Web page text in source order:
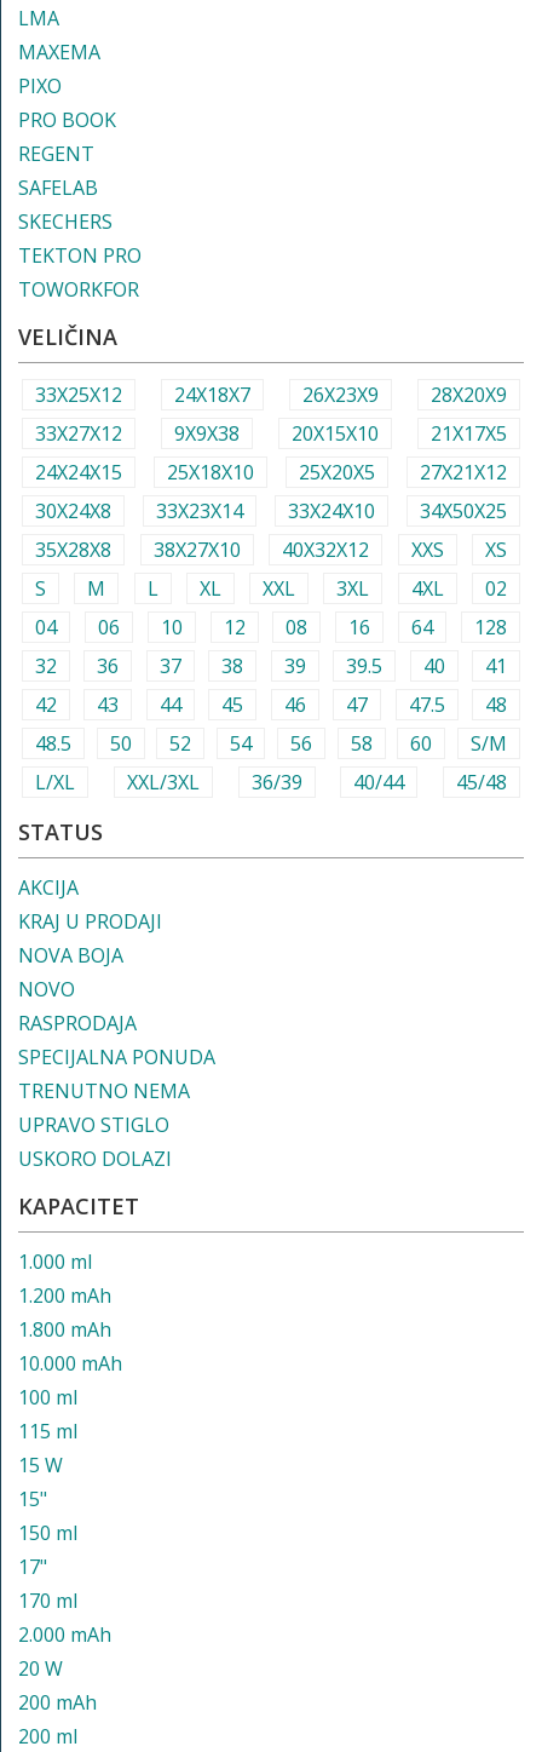
LMA
MAXEMA
PIXO
PRO BOOK
REGENT
SAFELAB
SKECHERS
TEKTON PRO
TOWORKFOR
VELIČINA
33X25X12 24X18X7 26X23X9
28X20X9
33X27X12
9X9X38 20X15X10
21X17X5
24X24X15
25X18X10 25X20X5
27X21X12
30X24X8
33X23X14 33X24X10
34X50X25
35X28X8
38X27X10 40X32X12 XXS
XS
S
M L XL XXL 3XL 4XL
02
04
06 10 12 08 16 64
128
32
36 37 38 39 39.5 40
41
42
43 44 45 46 47 47.5
48
48.5
50 52 54 56 58 60
S/M
L/XL
XXL/3XL 36/39 40/44 45/48
STATUS
AKCIJA
KRAJ U PRODAJI
NOVA BOJA
NOVO
RASPRODAJA
SPECIJALNA PONUDA
TRENUTNO NEMA
UPRAVO STIGLO
USKORO DOLAZI
KAPACITET
1.000 ml
1.200 mAh
1.800 mAh
10.000 mAh
100 ml
115 ml
15 W
15"
150 ml
17"
170 ml
2.000 mAh
20 W
200 mAh
200 ml